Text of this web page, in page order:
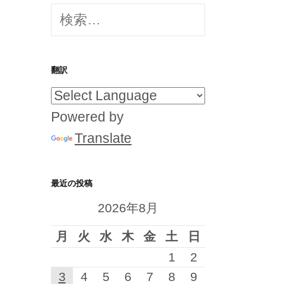
検
索:
翻訳
Powered by
Translate
最近の投稿
2026年8月
月 火 水 木 金 土
日
1
2
3
4 5 6 7 8
9